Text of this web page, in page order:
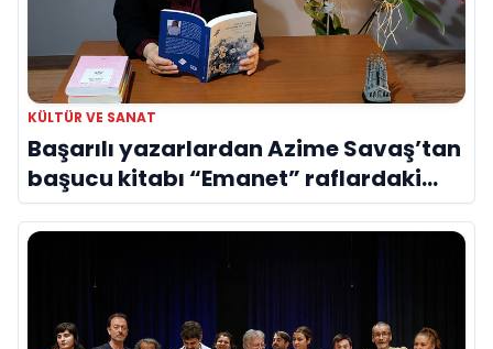
KÜLTÜR VE SANAT
Başarılı yazarlardan Azime Savaş’tan
başucu kitabı “Emanet” raflardaki
yerini aldı